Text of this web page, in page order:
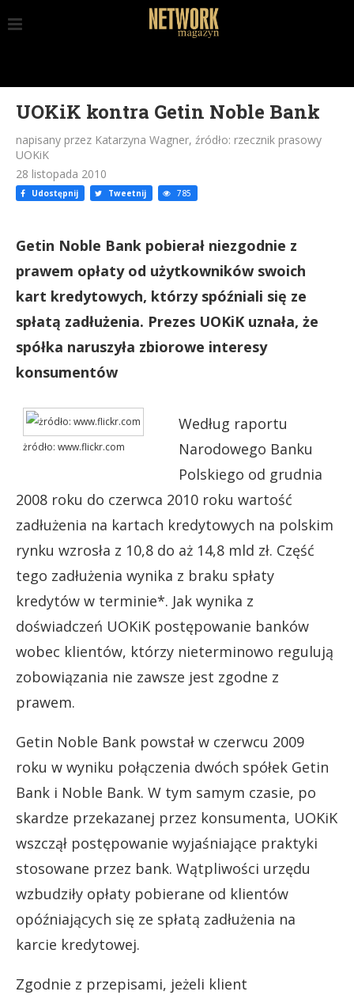
UOKiK kontra Getin Noble Bank
napisany przez Katarzyna Wagner, źródło: rzecznik prasowy
UOKiK
28 listopada 2010
Udostępnij Tweetnij 785
Getin Noble Bank pobierał niezgodnie z
prawem opłaty od użytkowników swoich
kart kredytowych, którzy spóźniali się ze
spłatą zadłużenia. Prezes UOKiK uznała, że
spółka naruszyła zbiorowe interesy
konsumentów
żródło: www.flickr.com
Według raportu
Narodowego Banku
Polskiego od grudnia
2008 roku do czerwca 2010 roku wartość
zadłużenia na kartach kredytowych na polskim
rynku wzrosła z 10,8 do aż 14,8 mld zł. Część
tego zadłużenia wynika z braku spłaty
kredytów w terminie*. Jak wynika z
doświadczeń UOKiK postępowanie banków
wobec klientów, którzy nieterminowo regulują
zobowiązania nie zawsze jest zgodne z
prawem.
Getin Noble Bank powstał w czerwcu 2009
roku w wyniku połączenia dwóch spółek Getin
Bank i Noble Bank. W tym samym czasie, po
skardze przekazanej przez konsumenta, UOKiK
wszczął postępowanie wyjaśniające praktyki
stosowane przez bank. Wątpliwości urzędu
wzbudziły opłaty pobierane od klientów
opóźniających się ze spłatą zadłużenia na
karcie kredytowej.
Zgodnie z przepisami, jeżeli klient